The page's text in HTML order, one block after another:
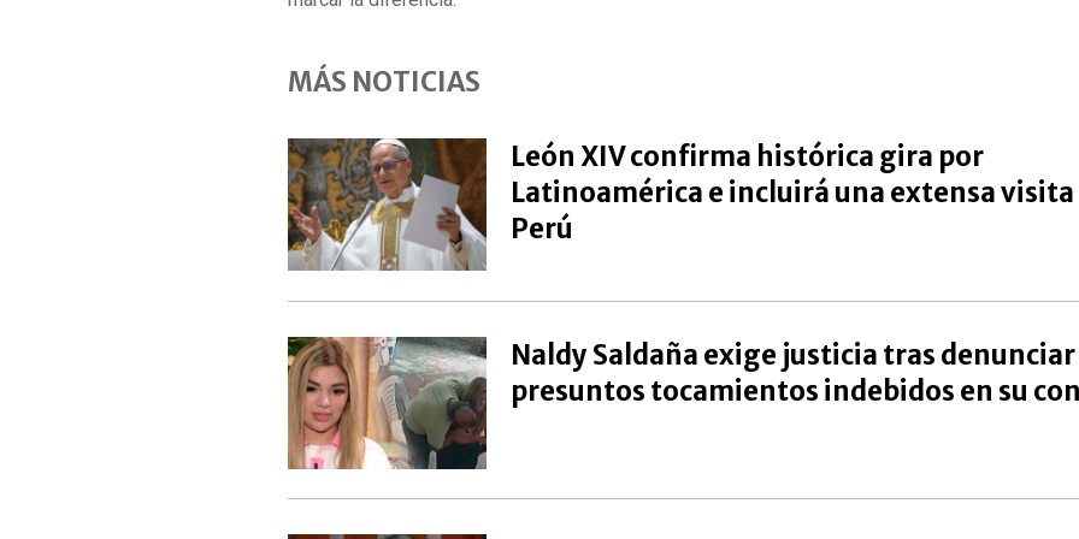
MÁS NOTICIAS
León XIV confirma histórica gira por
Latinoamérica e incluirá una extensa visita
Perú
Naldy Saldaña exige justicia tras denunciar
presuntos tocamientos indebidos en su